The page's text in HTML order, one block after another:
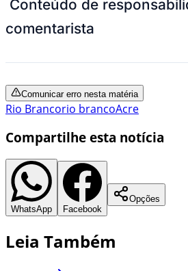
Conteúdo de
comentarista
Comunicar erro nesta matéria
Rio Brancorio brancoAcre
Compartilhe esta notícia
WhatsApp Facebook
Opções
Leia Também